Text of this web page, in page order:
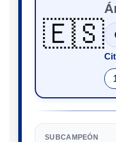
🇪🇸
SUBCAMPEÓN